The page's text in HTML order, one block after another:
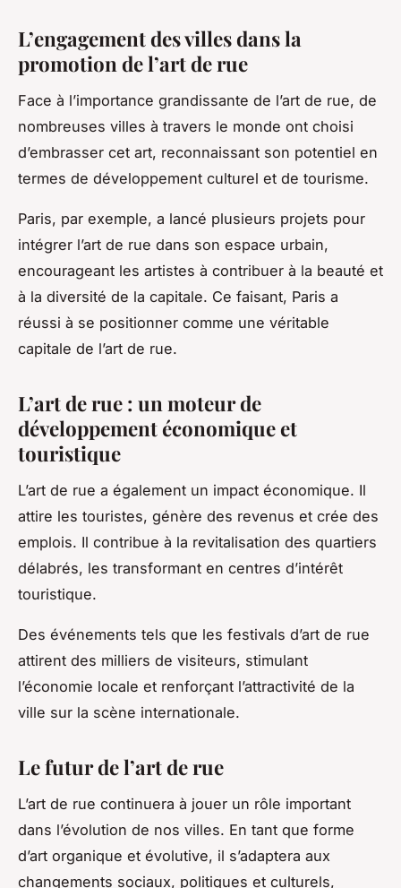
L’engagement des villes dans la
promotion de l’art de rue
Face à l’importance grandissante de l’art de rue, de
nombreuses villes à travers le monde ont choisi
d’embrasser cet art, reconnaissant son potentiel en
termes de développement culturel et de tourisme.
Paris, par exemple, a lancé plusieurs projets pour
intégrer l’art de rue dans son espace urbain,
encourageant les artistes à contribuer à la beauté et
à la diversité de la capitale. Ce faisant, Paris a
réussi à se positionner comme une véritable
capitale de l’art de rue.
L’art de rue : un moteur de
développement économique et
touristique
L’art de rue a également un impact économique. Il
attire les touristes, génère des revenus et crée des
emplois. Il contribue à la revitalisation des quartiers
délabrés, les transformant en centres d’intérêt
touristique.
Des événements tels que les festivals d’art de rue
attirent des milliers de visiteurs, stimulant
l’économie locale et renforçant l’attractivité de la
ville sur la scène internationale.
Le futur de l’art de rue
L’art de rue continuera à jouer un rôle important
dans l’évolution de nos villes. En tant que forme
d’art organique et évolutive, il s’adaptera aux
changements sociaux, politiques et culturels,